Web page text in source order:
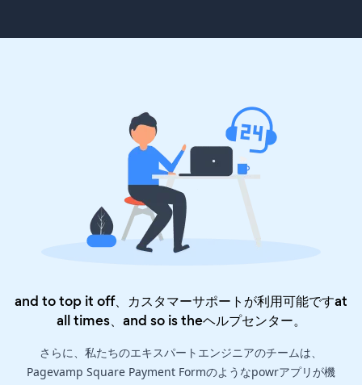
and to top it off、カスタマーサポートが利用可能ですat
all times、and so is theヘルプセンター。
さらに、私たちのエキスパートエンジニアのチームは、
Pagevamp Square Payment Formのようなpowrアプリが機